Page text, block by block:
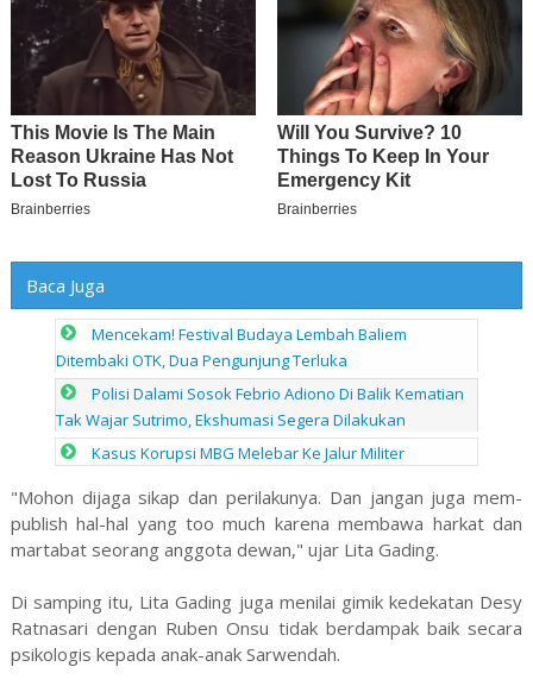
Baca Juga
Mencekam! Festival Budaya Lembah Baliem
Ditembaki OTK, Dua Pengunjung Terluka
Polisi Dalami Sosok Febrio Adiono Di Balik Kematian
Tak Wajar Sutrimo, Ekshumasi Segera Dilakukan
Kasus Korupsi MBG Melebar Ke Jalur Militer
"Mohon dijaga sikap dan perilakunya. Dan jangan juga mem-
publish hal-hal yang too much karena membawa harkat dan
martabat seorang anggota dewan," ujar Lita Gading.
Di samping itu, Lita Gading juga menilai gimik kedekatan Desy
Ratnasari dengan Ruben Onsu tidak berdampak baik secara
psikologis kepada anak-anak Sarwendah.